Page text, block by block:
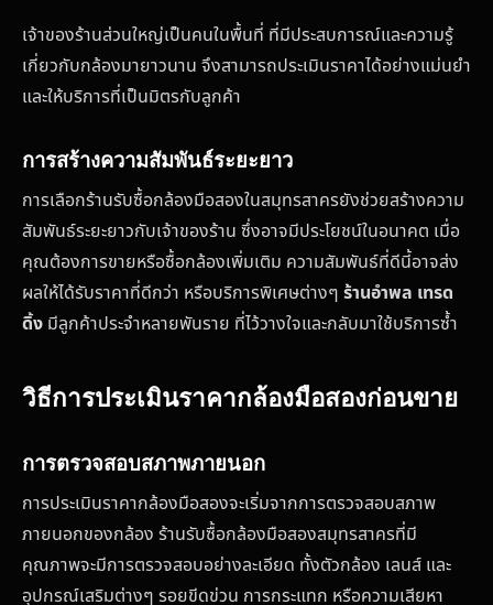
เจ้าของร้านส่วนใหญ่เป็นคนในพื้นที่ ที่มีประสบการณ์และความรู้
เกี่ยวกับกล้องมายาวนาน จึงสามารถประเมินราคาได้อย่างแม่นยำ
และให้บริการที่เป็นมิตรกับลูกค้า
การสร้างความสัมพันธ์ระยะยาว
การเลือกร้านรับซื้อกล้องมือสองในสมุทรสาครยังช่วยสร้างความ
สัมพันธ์ระยะยาวกับเจ้าของร้าน ซึ่งอาจมีประโยชน์ในอนาคต เมื่อ
คุณต้องการขายหรือซื้อกล้องเพิ่มเติม ความสัมพันธ์ที่ดีนี้อาจส่ง
ผลให้ได้รับราคาที่ดีกว่า หรือบริการพิเศษต่างๆ ร้านอำพล เทรด
ดิ้ง มีลูกค้าประจำหลายพันราย ที่ไว้วางใจและกลับมาใช้บริการซ้ำ
วิธีการประเมินราคากล้องมือสองก่อนขาย
การตรวจสอบสภาพภายนอก
การประเมินราคากล้องมือสองจะเริ่มจากการตรวจสอบสภาพ
ภายนอกของกล้อง ร้านรับซื้อกล้องมือสองสมุทรสาครที่มี
คุณภาพจะมีการตรวจสอบอย่างละเอียด ทั้งตัวกล้อง เลนส์ และ
อุปกรณ์เสริมต่างๆ รอยขีดข่วน การกระแทก หรือความเสียหา